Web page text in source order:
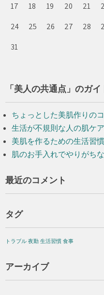
17
18 19 20 21
24
25 26 27 28
31
「美人の共通点」のガイ
ちょっとした美肌作りの
生活が不規則な人の肌ケ
美肌を作るための生活習
肌のお手入れでやりがち
最近のコメント
タグ
トラブル 夜勤 生活習慣 食事
アーカイブ